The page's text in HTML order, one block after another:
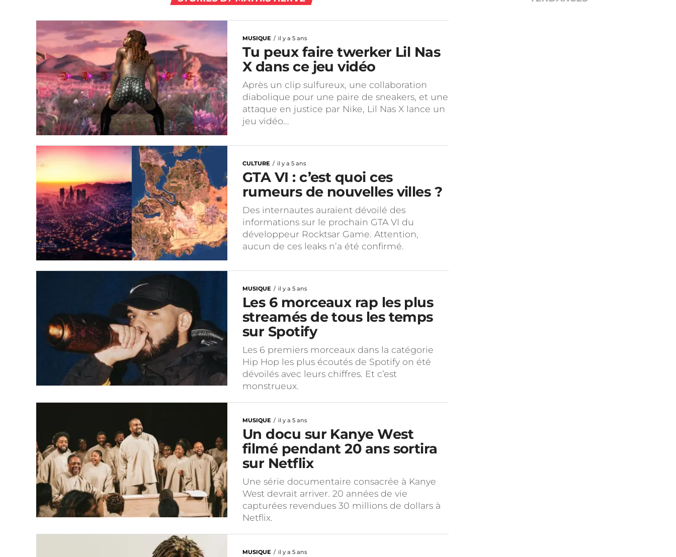
MUSIQUE il y a 5 ans
Tu peux faire twerker Lil Nas
X dans ce jeu vidéo
Après un clip sulfureux, une collaboration
diabolique pour une paire de sneakers, et une
attaque en justice par Nike, Lil Nas X lance un
jeu vidéo...
CULTURE il y a 5 ans
GTA VI : c’est quoi ces
rumeurs de nouvelles villes ?
Des internautes auraient dévoilé des
informations sur le prochain GTA VI du
développeur Rocktsar Game. Attention,
aucun de ces leaks n’a été confirmé.
MUSIQUE il y a 5 ans
Les 6 morceaux rap les plus
streamés de tous les temps
sur Spotify
Les 6 premiers morceaux dans la catégorie
Hip Hop les plus écoutés de Spotify on été
dévoilés avec leurs chiffres. Et c’est
monstrueux.
MUSIQUE il y a 5 ans
Un docu sur Kanye West
filmé pendant 20 ans sortira
sur Netflix
Une série documentaire consacrée à Kanye
West devrait arriver. 20 années de vie
capturées revendues 30 millions de dollars à
Netflix.
MUSIQUE il y a 5 ans